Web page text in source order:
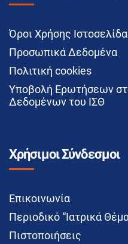
Όροι Χρήσης
Προσωπικά Δεδομένα
Πολιτική cookies
Υποβολή Ερωτήσεων
Δεδομένων του ΙΣΘ
Χρήσιμοι Σύνδεσμοι
Επικοινωνία
Περιοδικό “Ιατρικά
Πιστοποιήσεις